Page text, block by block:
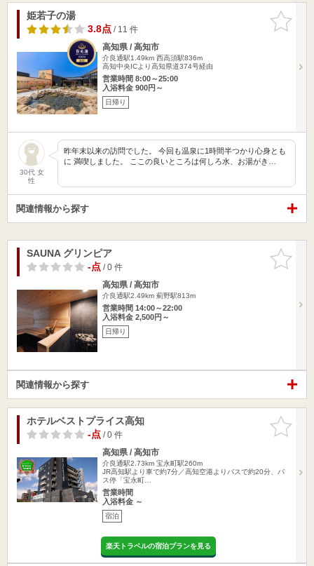
お気に入
りに追加
姫若子の湯
3.8点/ 11 件
高知県 / 高知市
介良通駅1.49km 西高須駅836m
高知中央ICより高知県道374号経由
営業時間 8:00～25:00
入浴料金 900円～
日帰り
30代 女
性
昨年末以来の訪問でした。 今回も温泉に1時間半つかり心身とも
に 満喫しました。 ここの良いところは何しろ水、お湯がき…
関連情報から探す
お気に入
りに追加
SAUNA グリンピア
-点/ 0 件
高知県 / 高知市
介良通駅2.49km 薊野駅813m
営業時間 14:00～22:00
入浴料金 2,500円～
日帰り
関連情報から探す
お気に入
りに追加
ホテルベストプライス高知
-点/ 0 件
高知県 / 高知市
介良通駅2.73km 宝永町駅260m
JR高知駅より車で約7分／高知空港よりバスで約20分、バ
ス停「宝永町…
営業時間
入浴料金 ～
宿泊
楽天トラベルの宿泊プランを見る